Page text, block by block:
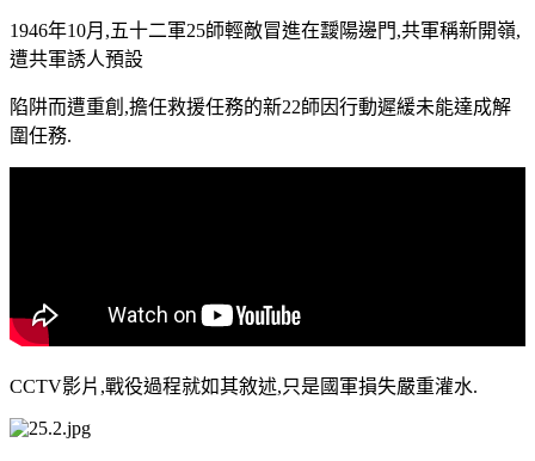
1946年10月,五十二軍25師輕敵冒進在靉陽邊門,共軍稱新開嶺,
遭共軍誘人預設
陷阱而遭重創,擔任救援任務的新22師因行動遲緩未能達成解
圍任務.
CCTV影片,戰役過程就如其敘述,只是國軍損失嚴重灌水.